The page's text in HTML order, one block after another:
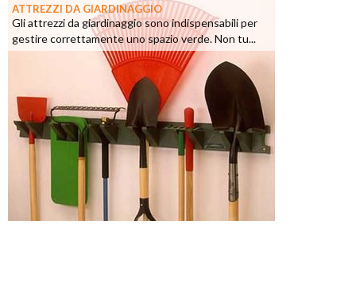
ATTREZZI DA GIARDINAGGIO
Gli attrezzi da giardinaggio sono indispensabili per
gestire correttamente uno spazio verde. Non tu...